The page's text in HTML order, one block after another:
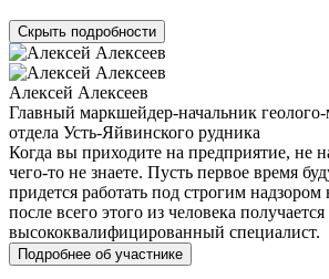
Скрыть подробности
Алексей Алексеев
Главный маркшейдер-начальник
отдела Усть-Яйвинского рудника
Когда вы приходите на предприятие, не
чего-то не знаете. Пусть первое время
придется работать под строгим надзором
после всего этого из человека получается
высококвалифицированный специалист.
Подробнее об участнике